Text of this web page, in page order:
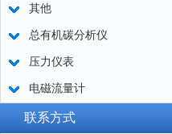
其他
总有机碳分析仪
压力仪表
电磁流量计
联系方式